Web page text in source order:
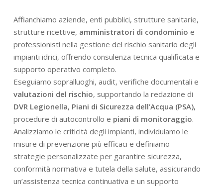
Affianchiamo aziende, enti pubblici, strutture sanitarie,
strutture ricettive, amministratori di condominio e
professionisti nella gestione del rischio sanitario degli
impianti idrici, offrendo consulenza tecnica qualificata e
supporto operativo completo.
Eseguiamo sopralluoghi, audit, verifiche documentali e
valutazioni del rischio, supportando la redazione di
DVR Legionella, Piani di Sicurezza dell’Acqua (PSA),
procedure di autocontrollo e piani di monitoraggio.
Analizziamo le criticità degli impianti, individuiamo le
misure di prevenzione più efficaci e definiamo
strategie personalizzate per garantire sicurezza,
conformità normativa e tutela della salute, assicurando
un’assistenza tecnica continuativa e un supporto